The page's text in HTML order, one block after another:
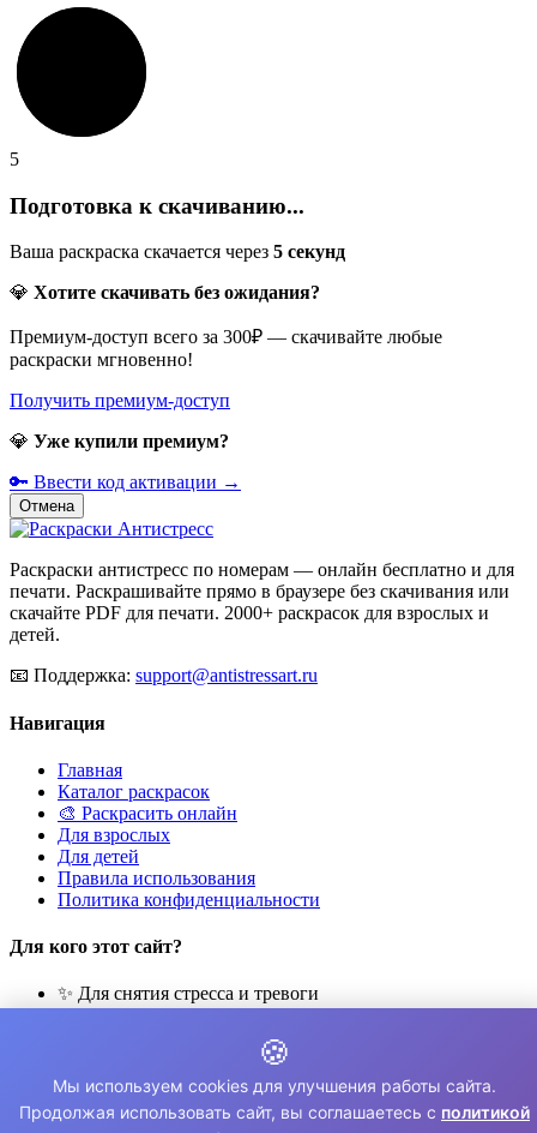
5
Подготовка к скачиванию...
Ваша раскраска скачается через 5 секунд
💎 Хотите скачивать без ожидания?
Премиум-доступ всего за 300₽ — скачивайте любые
раскраски мгновенно!
Получить премиум-доступ
💎 Уже купили премиум?
🔑 Ввести код активации →
Отмена
Раскраски антистресс по номерам — онлайн бесплатно и для
печати. Раскрашивайте прямо в браузере без скачивания или
скачайте PDF для печати. 2000+ раскрасок для взрослых и
детей.
📧 Поддержка: support@antistressart.ru
Навигация
Главная
Каталог раскрасок
🎨 Раскрасить онлайн
Для взрослых
Для детей
Правила использования
Политика конфиденциальности
Для кого этот сайт?
✨ Для снятия стресса и тревоги
🧘 Для медитации и расслабления
👨‍👩‍👧‍👦 Для семейного досуга
© 2026 Раскраски Антистресс. Все права защищены.
🍪
Мы используем cookies для улучшения работы сайта.
Продолжая использовать сайт, вы соглашаетесь с политикой